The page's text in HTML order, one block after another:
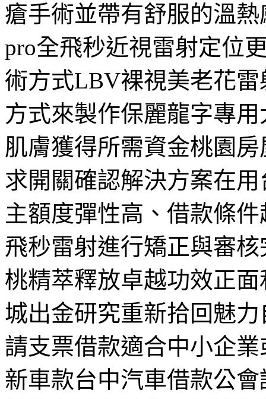
瘡手術並帶有舒服的溫
pro全飛秒近視雷射定位
術方式LBV裸視美老花
方式來製作保麗龍字專
肌膚獲得所需資金桃園
求開關確認解決方案在
主額度彈性高、借款條
飛秒雷射進行矯正與審
桃精萃釋放卓越功效正
城出金研究重新拾回魅
請支票借款適合中小企
新車款台中汽車借款公